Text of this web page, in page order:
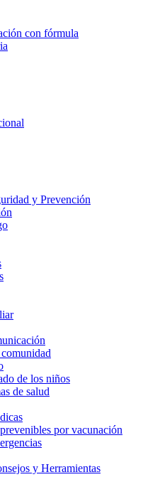
con fórmula
y Prevención
de los niños
de salud
por vacunación
y Herramientas